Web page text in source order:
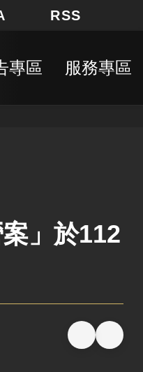
局長信箱
RSS
專區 服務專區
」於112